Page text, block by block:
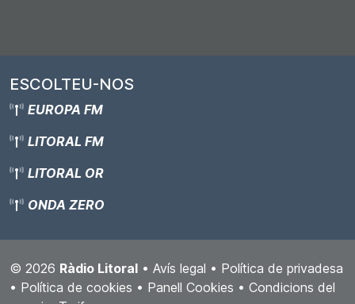
ESCOLTEU-NOS
EUROPA FM
LITORAL FM
LITORAL OR
ONDA ZERO
© 2026 Ràdio Litoral • Avís legal • Política de privadesa
• Política de cookies • Panell Cookies • Condicions del